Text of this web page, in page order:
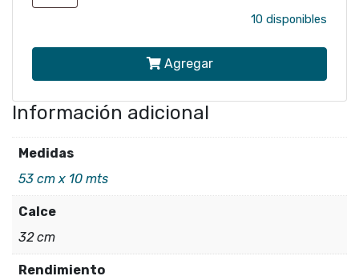
negro
Colección
LIRICO
cantidad
10 disponibles
Agregar
Información adicional
Medidas
53 cm x 10 mts
Calce
32 cm
Rendimiento